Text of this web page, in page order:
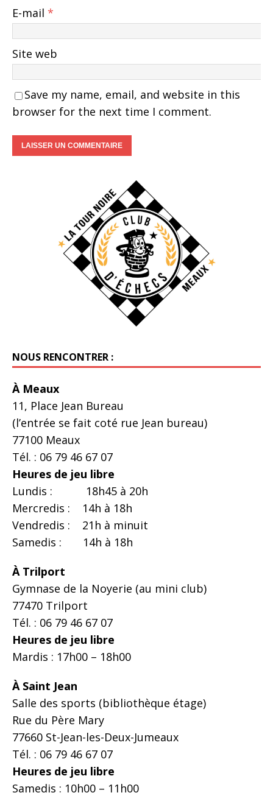
E-mail *
Site web
Save my name, email, and website in this
browser for the next time I comment.
NOUS RENCONTRER :
À Meaux
11, Place Jean Bureau
(l’entrée se fait coté rue Jean bureau)
77100 Meaux
Tél. : 06 79 46 67 07
Heures de jeu libre
Lundis : 18h45 à 20h
Mercredis : 14h à 18h
Vendredis : 21h à minuit
Samedis : 14h à 18h
À Trilport
Gymnase de la Noyerie (au mini club)
77470 Trilport
Tél. : 06 79 46 67 07
Heures de jeu libre
Mardis : 17h00 – 18h00
À Saint Jean
Salle des sports (bibliothèque étage)
Rue du Père Mary
77660 St-Jean-les-Deux-Jumeaux
Tél. : 06 79 46 67 07
Heures de jeu libre
Samedis : 10h00 – 11h00